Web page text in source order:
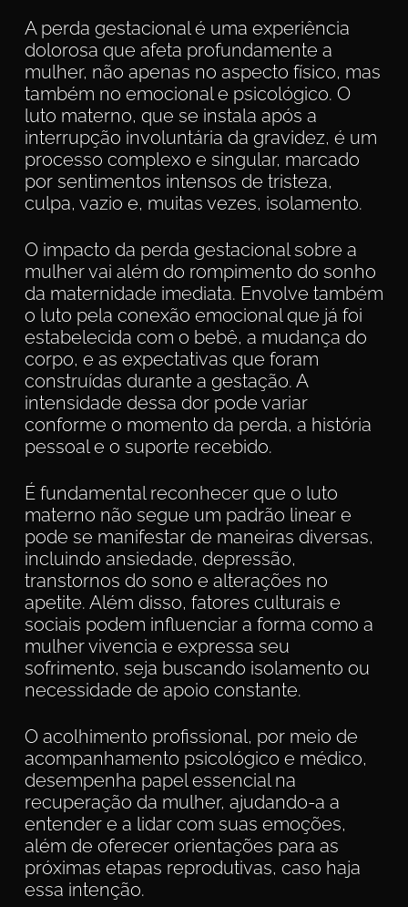
A perda gestacional é uma experiência
dolorosa que afeta profundamente a
mulher, não apenas no aspecto físico, mas
também no emocional e psicológico. O
luto materno, que se instala após a
interrupção involuntária da gravidez, é um
processo complexo e singular, marcado
por sentimentos intensos de tristeza,
culpa, vazio e, muitas vezes, isolamento.
O impacto da perda gestacional sobre a
mulher vai além do rompimento do sonho
da maternidade imediata. Envolve também
o luto pela conexão emocional que já foi
estabelecida com o bebê, a mudança do
corpo, e as expectativas que foram
construídas durante a gestação. A
intensidade dessa dor pode variar
conforme o momento da perda, a história
pessoal e o suporte recebido.
É fundamental reconhecer que o luto
materno não segue um padrão linear e
pode se manifestar de maneiras diversas,
incluindo ansiedade, depressão,
transtornos do sono e alterações no
apetite. Além disso, fatores culturais e
sociais podem influenciar a forma como a
mulher vivencia e expressa seu
sofrimento, seja buscando isolamento ou
necessidade de apoio constante.
O acolhimento profissional, por meio de
acompanhamento psicológico e médico,
desempenha papel essencial na
recuperação da mulher, ajudando-a a
entender e a lidar com suas emoções,
além de oferecer orientações para as
próximas etapas reprodutivas, caso haja
essa intenção.